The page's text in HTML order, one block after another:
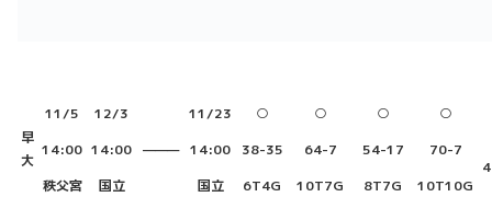
早
大
11/5
14:00
秩父宮
12/3
14:00
国立
———
11/23
14:00
国立
○
38-35
6T4G
○
64-7
10T7G
○
54-17
8T7G
○
70-7
10T10G
4